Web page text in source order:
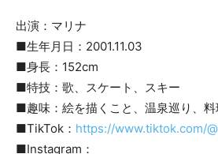
出演：マリナ
■生年月日：2001.11.03
■身長：152cm
■特技：歌、スケート、スキー
■趣味：絵を描くこと、温泉巡り、料
■TikTok： https://www.tiktok.com/
■Instagram：